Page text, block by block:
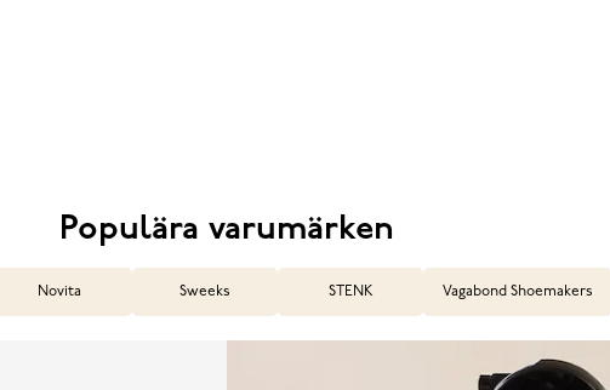
Populära varumärken
Novita Sweeks STENK Vagabond Shoemakers